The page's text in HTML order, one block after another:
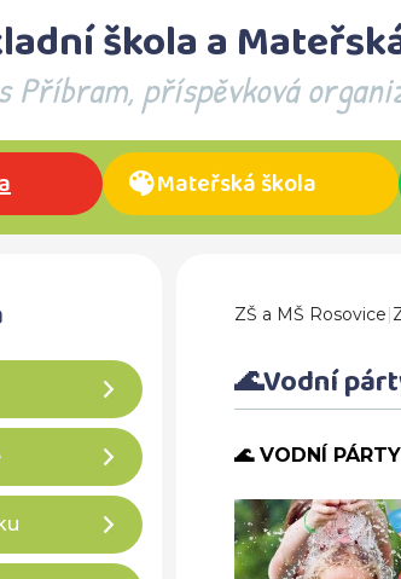
škola a
Příbram, příspěvková
Mateřská škola
ZŠ a MŠ Rosovice|
🌊Vodní
🌊 VODNÍ